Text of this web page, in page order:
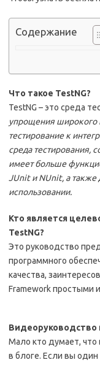
Содержание
Что такое TestNG?
TestNG – это среда
упрощения широкого
тестирование к
среда тестирования,
имеет больше
JUnit и NUnit, а также
использовании.
Кто является
TestNG?
Это руководство
программного
качества,
Framework простыми
Видеоруководство
Мало кто думает, что
в блоге. Если вы один